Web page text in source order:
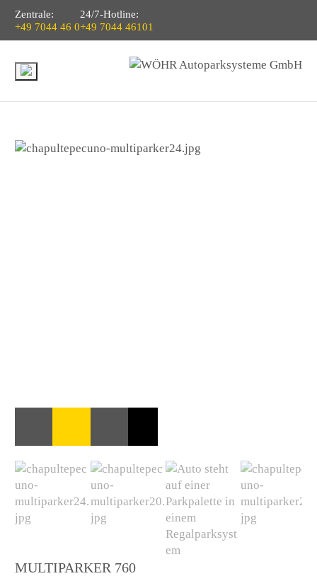
Zentrale:
+49 7044 46 0
24/7-Hotline:
+49 7044 46101
MULTIPARKER 760